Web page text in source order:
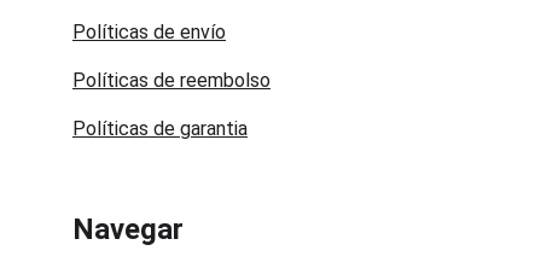
Políticas de envío
Navegar
Políticas de reembolso
Políticas de garantia